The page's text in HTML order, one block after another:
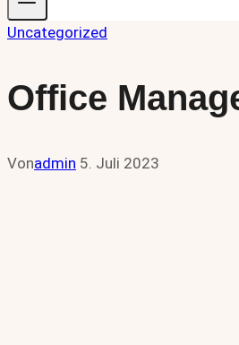
Uncategorized
Office
Vonadmin 5. Juli 2023